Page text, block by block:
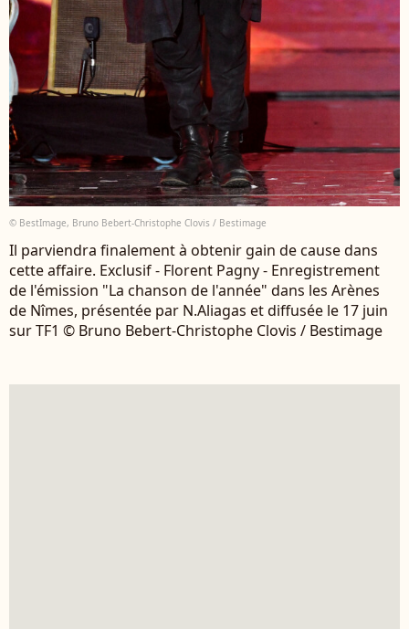
© BestImage, Bruno Bebert-Christophe Clovis / Bestimage
Il parviendra finalement à obtenir gain de cause dans
cette affaire. Exclusif - Florent Pagny - Enregistrement
de l'émission "La chanson de l'année" dans les Arènes
de Nîmes, présentée par N.Aliagas et diffusée le 17 juin
sur TF1 © Bruno Bebert-Christophe Clovis / Bestimage